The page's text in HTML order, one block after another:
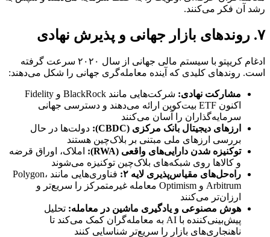
رشد آن فکر می‌کنند.
۷. روندهای بازار جهانی و پذیرش نهادی
ادغام کریپتو با سیستم مالی جهانی از سال ۲۰۲۰ سرعت گرفته
است. روندهای کلیدی که آینده معامله‌گری جهانی را شکل می‌دهند:
مشارکت نهادی:
شرکت‌هایی مانند BlackRock و Fidelity
اکنون ETF بیت‌کوین ارائه می‌دهند و دسترسی جهانی
سرمایه‌گذاران را آسان می‌کنند
ارزهای دیجیتال بانک مرکزی (CBDC):
دولت‌ها در حال
بررسی ارزهای ملی مبتنی بر بلاک‌چین هستند
توکنیزه شدن دارایی‌های واقعی (RWA):
املاک، اوراق قرضه
و کالاها روی شبکه‌های بلاک‌چین توکنیزه می‌شوند
راه‌حل‌های مقیاس‌پذیری لایه ۲:
فناوری‌هایی مانند Polygon،
Arbitrum و Optimism معامله غیرمتمرکز را سریع‌تر و
ارزان‌تر می‌کنند
هوش مصنوعی و یادگیری ماشین در معامله: تحلیل
پیش‌بینی‌کننده با AI به معامله‌گران کمک می‌کند تا
ناهنجاری‌های بازار را سریع‌تر شناسایی کنند